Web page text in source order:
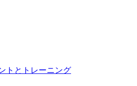
トとトレーニング